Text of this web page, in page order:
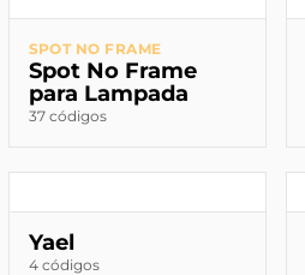
SPOT NO FRAME
Spot No Frame
para Lampada
37 códigos
Yael
4 códigos